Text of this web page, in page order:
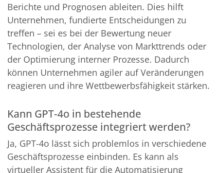
Berichte und Prognosen ableiten. Dies hilft
Unternehmen, fundierte Entscheidungen zu
treffen – sei es bei der Bewertung neuer
Technologien, der Analyse von Markttrends oder
der Optimierung interner Prozesse. Dadurch
können Unternehmen agiler auf Veränderungen
reagieren und ihre Wettbewerbsfähigkeit stärken.
Kann GPT-4o in bestehende
Geschäftsprozesse integriert werden?
Ja, GPT-4o lässt sich problemlos in verschiedene
Geschäftsprozesse einbinden. Es kann als
virtueller Assistent für die Automatisierung